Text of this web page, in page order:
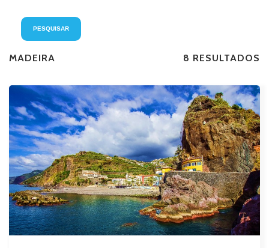
MADEIRA 8 RESULTADOS